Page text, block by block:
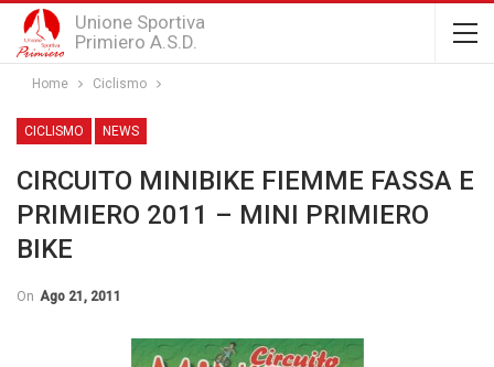
Unione Sportiva
Primiero A.S.D.
Home Ciclismo
CICLISMO NEWS
CIRCUITO MINIBIKE FIEMME FASSA E
PRIMIERO 2011 – MINI PRIMIERO
BIKE
On Ago 21, 2011